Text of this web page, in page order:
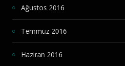
Ağustos 2016
Temmuz 2016
Haziran 2016